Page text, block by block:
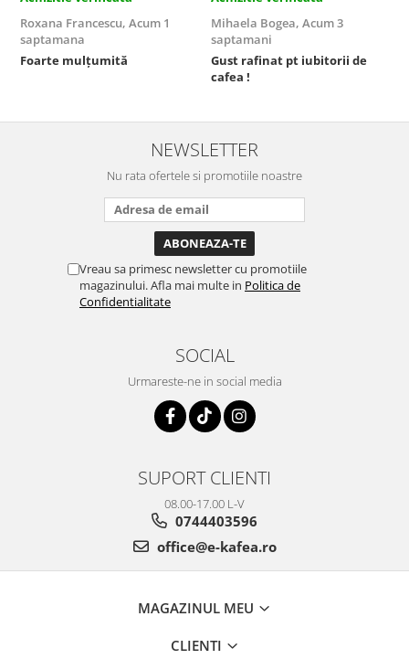
Roxana Francescu, Acum 1
saptamana
Foarte mulțumită
Mihaela Bogea, Acum 3
saptamani
Gust rafinat pt iubitorii de
cafea !
NEWSLETTER
Nu rata ofertele si promotiile noastre
Vreau sa primesc newsletter cu promotiile
magazinului. Afla mai multe in Politica de
Confidentialitate
SOCIAL
Urmareste-ne in social media
SUPORT CLIENTI
08.00-17.00 L-V
0744403596
office@e-kafea.ro
MAGAZINUL MEU
CLIENTI